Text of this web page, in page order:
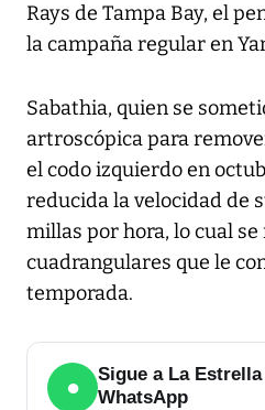
Rays de Tampa Bay, el
la campaña regular en
Sabathia, quien se
artroscópica para
el codo izquierdo en
reducida la velocidad de
millas por hora, lo cual
cuadrangulares que le
temporada.
●
Sigue a La
WhatsApp